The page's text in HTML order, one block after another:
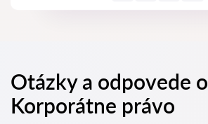
Otázky a odpovede o
Korporátne právo